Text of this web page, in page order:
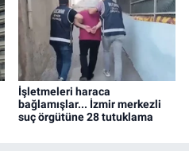
İşletmeleri haraca
bağlamışlar... İzmir merkezli
suç örgütüne 28 tutuklama